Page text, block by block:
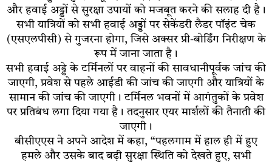
और हवाई अड्डों से सुरक्षा उपायों को मजबूत करने की सलाह दी है।
सभी यात्रियों को सभी हवाई अड्डों पर सेकेंडरी लैडर पॉइंट चेक
(एसएलपीसी) से गुजरना होगा, जिसे अक्सर प्री-बोर्डिंग निरीक्षण के
रूप में जाना जाता है।
सभी हवाई अड्डे के टर्मिनलों पर वाहनों की सावधानीपूर्वक जांच की
जाएगी, प्रवेश से पहले आईडी की जांच की जाएगी और यात्रियों के
सामान की जांच की जाएगी। टर्मिनल भवनों में आगंतुकों के प्रवेश
पर प्रतिबंध लगा दिया गया है। तदनुसार एयर मार्शलों की तैनाती की
जाएगी।
बीसीएएस ने अपने आदेश में कहा, “पहलगाम में हाल ही में हुए
हमले और उसके बाद बढ़ी सुरक्षा स्थिति को देखते हुए, सभी